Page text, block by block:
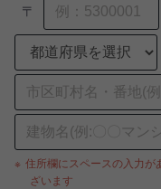
直営ショップご案内
ログイン / 会員登録
〒
住所欄にスペースの入力が
ざいます